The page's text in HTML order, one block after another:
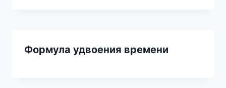
Формула удвоения времени